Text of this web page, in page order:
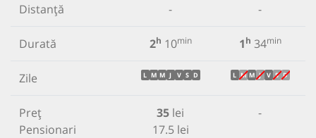
Distanță - -
Durată 2h 10min 1h 34min
Zile L M M J V S D L M M J V S D
Preț
Pensionari
35 lei
17.5 lei
-